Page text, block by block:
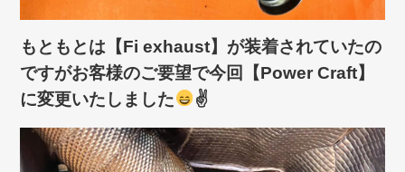
もともとは【Fi exhaust】が装着されていたの
ですがお客様のご要望で今回【Power Craft】
に変更いたしました
✌